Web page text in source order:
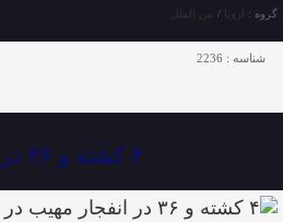
گروه : اروپا / بین الملل
شناسه : 2236
۴ کشته و ۳۶ در انفجار مهیب در استانبولِ ترکیه